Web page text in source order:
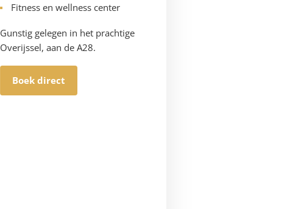
Fitness en wellness center
Gunstig gelegen in het prachtige
Overijssel, aan de A28.
Boek direct